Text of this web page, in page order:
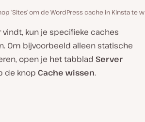
‘Sites’ om de WordPress cache in Kinsta te
kun je specifieke caches
Om bijvoorbeeld alleen statische
open je het tabblad Server
de knop Cache wissen.